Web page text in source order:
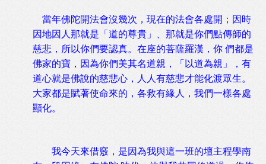
當年佛陀開法會沒幾次，現在的法會各處開；因時
因地因人那就是「道的尊貴」、那就是你們點傳師的
慈悲，所以你們要認真。在座的菩薩羅漢，你 們都是
佛家的寶，因為你們美其名道親，「以道為親」，有
道心就是佛說的慈悲心，人人有慈悲才能化渡眾生。
大家都是賦著使命來的，各救有緣人，我們一樣各處
顯化。
我今天來借竅，是因為我與這一班的壇主程學南